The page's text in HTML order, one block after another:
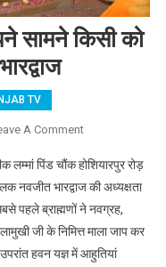
सामने किसी को
TV
A CommentOn अहंकार से
अपने सामने
किसी को कुछ
नहीं समझता :
नवजीत भारद्वाज
लम्मां पिंड चौंक होशियारपुर रोड़
नवजीत भारद्वाज की अध्यक्षता
पहले ब्राह्मणों ने नवग्रह,
जी के निमित्त माला जाप कर
हवन यज्ञ में आहुतियां